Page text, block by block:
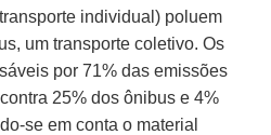
individual) poluem
um transporte coletivo. Os
por 71% das emissões
25% dos ônibus e 4%
se em conta o material